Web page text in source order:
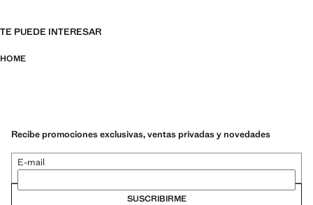
TE PUEDE INTERESAR
HOME
Recibe promociones exclusivas, ventas privadas y novedades
E-mail
SUSCRIBIRME